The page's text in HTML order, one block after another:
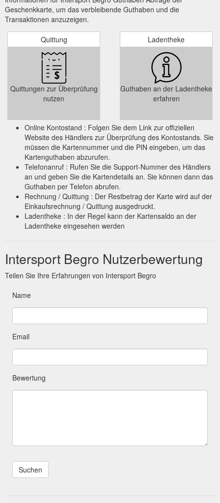
Gutschein einlösbar. Nicht mit anderen Rabatten und Aktionen
kombinierbar. Gilt nicht beim Kauf von Gutscheinen. Keine
Barauszahlung möglich. Gültig bis 08.08.21 DAMEN HERREN
Damen und Herren Laufschuh »Duramo SL« leicht | weiche
Dämpfung 54,99* 39,99. Damen Top »BL Tank« atmungsaktiv
24,99* 17,99 Herren T-Shirt »BOS Logo Tee« 100 %
Baumwolle 29,99* 19 ...
https://www.intersport-begro.de/wp-
content/uploads/2021/07/RZ-Beilage-SSV_06-
2021_web_DS.pdf
Geschenkkarte, um das verbleibende Guthaben und die
Transaktionen anzuzeigen.
Quittung
Quittungen zur Überprüfung
nutzen
Ladentheke
Guthaben an der Ladentheke
erfahren
Online Kontostand : Folgen Sie dem Link zur offiziellen
Website des Händlers zur Überprüfung des Kontostands. Sie
müssen die Kartennummer und die PIN eingeben, um das
Kartenguthaben abzurufen.
Telefonanruf : Rufen Sie die Support-Nummer des Händlers
an und geben Sie die Kartendetails an. Sie können dann das
Guthaben per Telefon abrufen.
Rechnung / Quittung : Der Restbetrag der Karte wird auf der
Einkaufsrechnung / Quittung ausgedruckt.
Ladentheke : In der Regel kann der Kartensaldo an der
Ladentheke eingesehen werden
Intersport Begro Nutzerbewertung
Teilen Sie Ihre Erfahrungen von Intersport Begro
Name
Email
Bewertung